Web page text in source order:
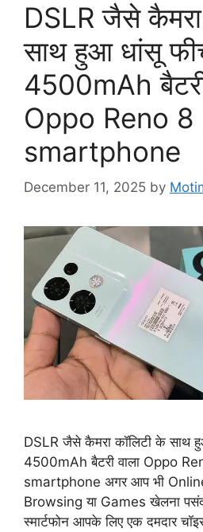
DSLR जैसे
साथ हुआ धांसू
4500mAh
Oppo Reno 8
smartphone
December 11, 2025 by
DSLR जैसे कैमरा कॉलिटी के साथ
4500mAh बैटरी वाला Oppo
smartphone अगर आप भी
Browsing या Games खेलना
स्मार्टफोन आपके लिए एक दमदार